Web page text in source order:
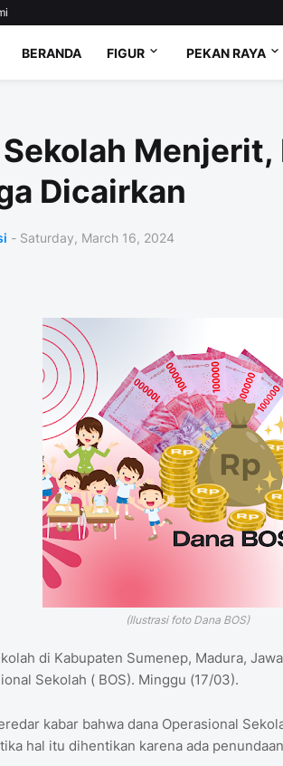
BERANDA FIGUR PEKAN RAYA
Menjerit,
Dicairkan
- Saturday, March 16, 2024
(Ilustrasi foto Dana BOS)
di Kabupaten Sumenep, Madura,
Sekolah ( BOS). Minggu (17/03).
kabar bahwa dana Operasional
hal itu dihentikan karena ada